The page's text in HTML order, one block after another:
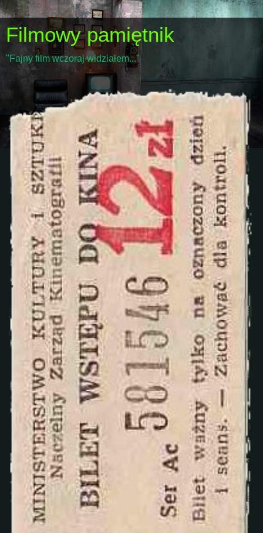
Filmowy pamiętnik
"Fajny film wczoraj widziałem..."